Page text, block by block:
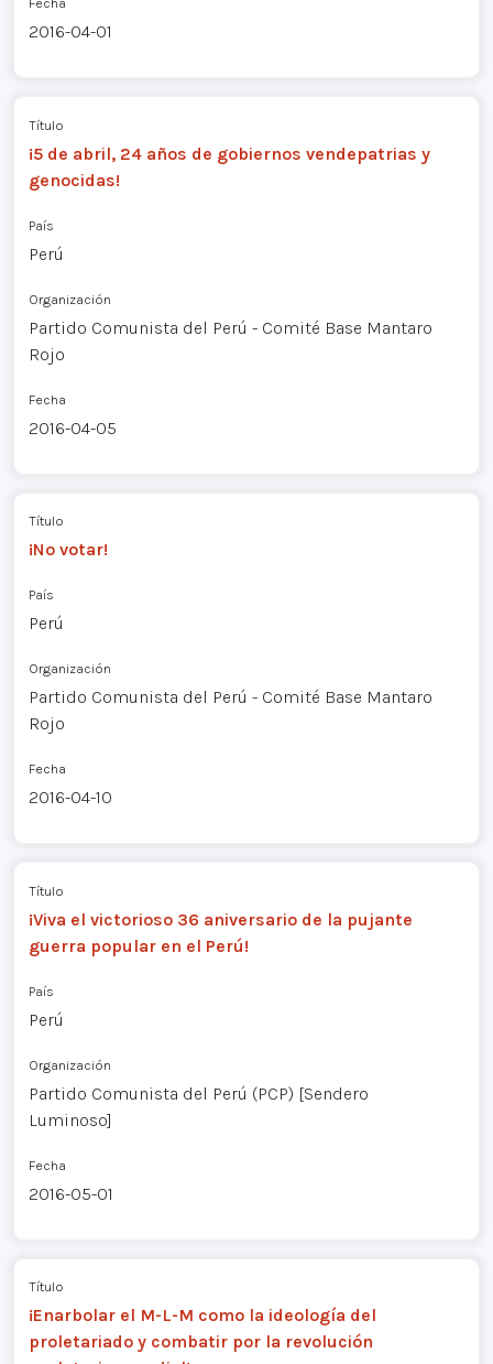
2016-04-01
Título
¡5 de abril, 24 años de gobiernos vendepatrias y
genocidas!
País
Perú
Organización
Partido Comunista del Perú - Comité Base Mantaro
Rojo
Fecha
2016-04-05
Título
¡No votar!
País
Perú
Organización
Partido Comunista del Perú - Comité Base Mantaro
Rojo
Fecha
2016-04-10
Título
¡Viva el victorioso 36 aniversario de la pujante
guerra popular en el Perú!
País
Perú
Organización
Partido Comunista del Perú (PCP) [Sendero
Luminoso]
Fecha
2016-05-01
Título
¡Enarbolar el M-L-M como la ideología del
proletariado y combatir por la revolución